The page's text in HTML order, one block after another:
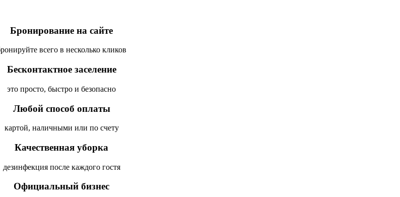
Бронирование на сайте
всего в несколько кликов
Бесконтактное заселение
это просто, быстро и безопасно
Любой способ оплаты
картой, наличными или по счету
Качественная уборка
дезинфекция после каждого гостя
Официальный бизнес